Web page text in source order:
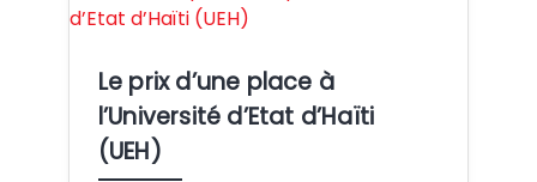
Le prix d’une place à
l’Université d’Etat d’Haïti
(UEH)